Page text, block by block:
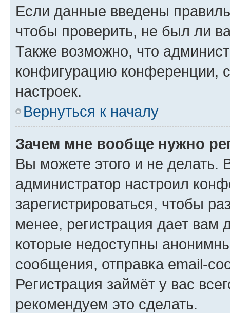
Если данные введены
чтобы проверить, не был ли
Также возможно, что
конфигурацию конференции,
настроек.
Вернуться к началу
Зачем мне вообще нужно
Вы можете этого и не делать.
администратор настроил
зарегистрироваться, чтобы
менее, регистрация дает вам
которые недоступны
сообщения, отправка email-
Регистрация займёт у вас
рекомендуем это сделать.